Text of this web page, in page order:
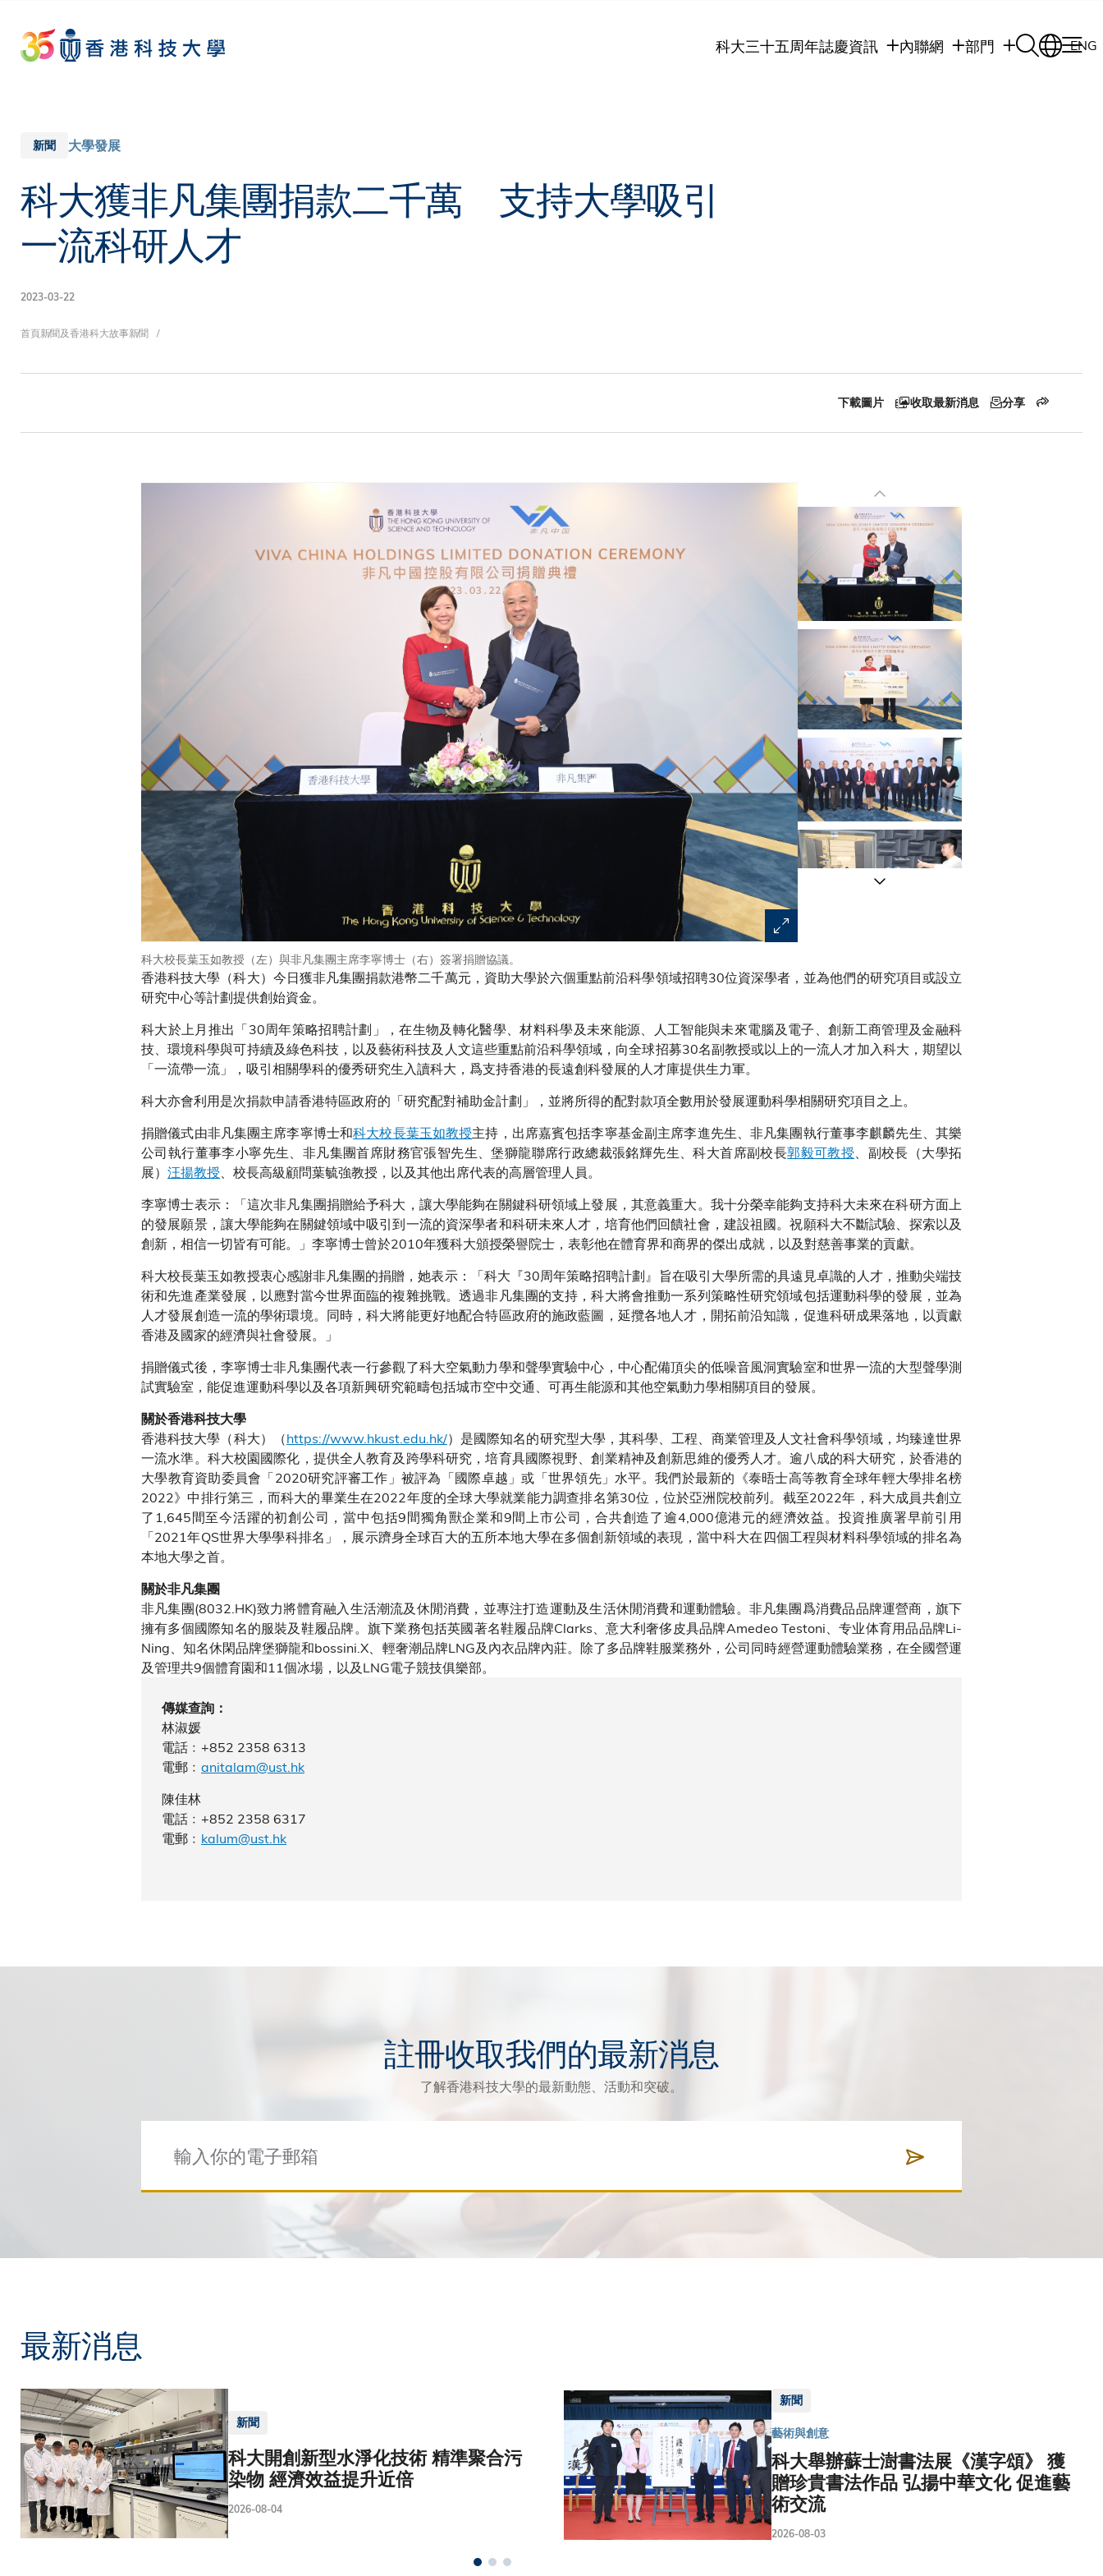
main
content
科大三十五周年誌慶資訊 內聯網 部門 ENG
新聞 大學發展
科大獲非凡集團捐款二千萬 支持大學吸引
一流科研人才
2023-03-22
導
航
首頁新聞及香港科大故事新聞
下載圖片 收取最新消息 分享
科大校長葉玉如教授（左）與非凡集團主席李寧博士（右）簽署捐贈協議。
香港科技大學（科大）今日獲非凡集團捐款港幣二千萬元，資助大學於六個重點前沿科學領域招聘30位資深學者，並為他們的研究項目或設立
研究中心等計劃提供創始資金。
科大於上月推出「30周年策略招聘計劃」，在生物及轉化醫學、材料科學及未來能源、人工智能與未來電腦及電子、創新工商管理及金融科
技、環境科學與可持續及綠色科技，以及藝術科技及人文這些重點前沿科學領域，向全球招募30名副教授或以上的一流人才加入科大，期望以
「一流帶一流」，吸引相關學科的優秀研究生入讀科大，爲支持香港的長遠創科發展的人才庫提供生力軍。
科大亦會利用是次捐款申請香港特區政府的「研究配對補助金計劃」，並將所得的配對款項全數用於發展運動科學相關研究項目之上。
捐贈儀式由非凡集團主席李寧博士和科大校長葉玉如教授主持，出席嘉賓包括李寧基金副主席李進先生、非凡集團執行董事李麒麟先生、其樂
公司執行董事李小寧先生、非凡集團首席財務官張智先生、堡獅龍聯席行政總裁張銘輝先生、科大首席副校長郭毅可教授 、副校長（大學拓
展） 汪揚教授 、校長高級顧問葉毓強教授，以及其他出席代表的高層管理人員。
李寧博士表示：「這次非凡集團捐贈給予科大，讓大學能夠在關鍵科研領域上發展，其意義重大。我十分榮幸能夠支持科大未來在科研方面上
的發展願景，讓大學能夠在關鍵領域中吸引到一流的資深學者和科研未來人才，培育他們回饋社會，建設祖國。祝願科大不斷試驗、探索以及
創新，相信一切皆有可能。」李寧博士曾於2010年獲科大頒授榮譽院士，表彰他在體育界和商界的傑出成就，以及對慈善事業的貢獻。
科大校長葉玉如教授衷心感謝非凡集團的捐贈，她表示：「科大『30周年策略招聘計劃』旨在吸引大學所需的具遠見卓識的人才，推動尖端技
術和先進產業發展，以應對當今世界面臨的複雜挑戰。透過非凡集團的支持，科大將會推動一系列策略性研究領域包括運動科學的發展，並為
人才發展創造一流的學術環境。同時，科大將能更好地配合特區政府的施政藍圖，延攬各地人才，開拓前沿知識，促進科研成果落地，以貢獻
香港及國家的經濟與社會發展。」
捐贈儀式後，李寧博士非凡集團代表一行參觀了科大空氣動力學和聲學實驗中心，中心配備頂尖的低噪音風洞實驗室和世界一流的大型聲學測
試實驗室，能促進運動科學以及各項新興研究範疇包括城市空中交通、可再生能源和其他空氣動力學相關項目的發展。
關於香港科技大學
香港科技大學（科大）（https://www.hkust.edu.hk/）是國際知名的研究型大學，其科學、工程、商業管理及人文社會科學領域，均臻達世界
一流水準。科大校園國際化，提供全人教育及跨學科研究，培育具國際視野、創業精神及創新思維的優秀人才。逾八成的科大研究，於香港的
大學教育資助委員會「2020研究評審工作」被評為「國際卓越」或「世界領先」水平。我們於最新的《泰晤士高等教育全球年輕大學排名榜
2022》中排行第三，而科大的畢業生在2022年度的全球大學就業能力調查排名第30位，位於亞洲院校前列。截至2022年，科大成員共創立
了1,645間至今活躍的初創公司，當中包括9間獨角獸企業和9間上市公司，合共創造了逾4,000億港元的經濟效益。投資推廣署早前引用
「2021年QS世界大學學科排名」，展示躋身全球百大的五所本地大學在多個創新領域的表現，當中科大在四個工程與材料科學領域的排名為
本地大學之首。
關於非凡集團
非凡集團(8032.HK)致力將體育融入生活潮流及休閒消費，並專注打造運動及生活休閒消費和運動體驗。非凡集團爲消費品品牌運營商，旗下
擁有多個國際知名的服裝及鞋履品牌。旗下業務包括英國著名鞋履品牌Clarks、意大利奢侈皮具品牌Amedeo Testoni、专业体育用品品牌Li-
Ning、知名休閑品牌堡獅龍和bossini.X、輕奢潮品牌LNG及內衣品牌內莊。除了多品牌鞋服業務外，公司同時經營運動體驗業務，在全國營運
及管理共9個體育園和11個冰場，以及LNG電子競技俱樂部。
傳媒查詢：
林淑媛
電話﹕+852 2358 6313
電郵﹕ anitalam@ust.hk
陳佳林
電話﹕+852 2358 6317
電郵﹕ kalum@ust.hk
註冊收取我們的最新消息
了解香港科技大學的最新動態、活動和突破。
最新消息
新聞
科大開創新型水淨化技術 精準聚合污
染物 經濟效益提升近倍
2026-08-04
新聞
藝術與創意
科大舉辦蘇士澍書法展《漢字頌》 獲
贈珍貴書法作品 弘揚中華文化 促進藝
術交流
2026-08-03